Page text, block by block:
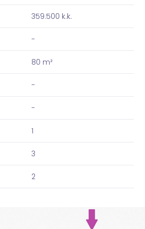
359.500 k.k.
-
80 m²
-
-
1
3
2